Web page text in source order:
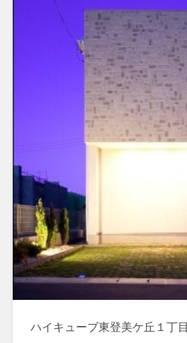
ハイキューブ東登美ケ丘１丁目